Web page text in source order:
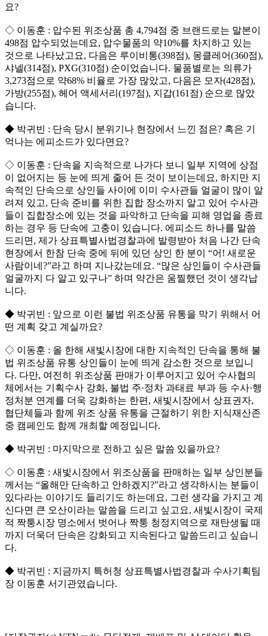
요?
◇ 이동훈 : 압수된 위조상품 총 4,794점 중 브랜드로는 말본이
498점 압수되었는데요, 압수물품의 약10%를 차지하고 있는
것으로 나타났고요, 다음은 루이비통(398점), 몽클레어(360점),
샤넬(314점), PXG(310점) 순이었습니다. 물품별로는 의류가
3,273점으로 약68% 비율로 가장 많았고, 다음은 모자(428점),
가방(255점), 헤어 액세서리(197점), 지갑(161점) 순으로 많았
습니다.
◆ 박귀빈 : 단속 당시 분위기나 현장에서 느낀 점은? 혹은 기
억나는 에피소드가 있다면요?
◇ 이동훈 : 단속을 지속적으로 나가다 보니 일부 지역에 상점
이 없어지는 등 눈에 띄게 줄어 든 것이 보이는데요, 하지만 지
속적인 단속으로 상인들 사이에 이미 수사관들 얼굴이 많이 알
려져 있고, 단속 준비를 위한 집합 장소까지 알고 있어 수사관
들이 집합장소에 있는 것을 파악하고 단속을 피해 영업을 종료
하는 경우 등 단속에 고충이 있습니다. 에피소드 하나를 말씀
드리면, 제가 상표특별사법경찰과에 발령받아 처음 나간 단속
현장에서 한참 단속 중에 뒤에 있던 상인 한 분이 “어! 새로운
사람이네?”라고 하며 지나갔는데요. “많은 상인들이 수사관들
얼굴까지 다 알고 있구나” 하며 약간은 움찔했던 것이 생각납
니다.
◆ 박귀빈 : 앞으로 이런 불법 위조상품 유통을 막기 위해서 어
떤 계획 갖고 계실까요?
◇ 이동훈 : 올 한해 새빛시장에 대한 지속적인 단속을 통해 불
법 위조상품 유통 상인들이 눈에 띄게 감소한 것으로 보입니
다. 다만, 여전히 위조상품 판매가 이루어지고 있어 수사협의
체에서는 기획수사 강화, 불법 주·정차 과태료 부과 등 수사·행
정처분 연계를 더욱 강화하는 한편, 새빛시장에서 상표권자,
협단체들과 함께 위조 상품 유통을 근절하기 위한 지식재산존
중 캠페인도 함께 개최할 예정입니다.
◆ 박귀빈 : 마지막으로 전하고 싶은 말씀 있을까요?
◇ 이동훈 : 새빛시장에서 위조상품을 판매하는 일부 상인분들
께서는 “올해만 단속하고 안하겠지?”라고 생각하시는 분들이
있다라는 이야기도 들리기도 하는데요, 그런 생각을 가지고 계
신다면 큰 오산이라는 말씀을 드리고 싶고요, 새빛시장이 국제
적 짝퉁시장 명소에서 벗어나 짝퉁 청정지역으로 재탄생될 때
까지 더욱더 단속은 강화되고 지속된다고 말씀드리고 싶습니
다.
◆ 박귀빈 : 지금까지 특허청 상표특별사법경찰과 수사기획팀
장 이동훈 서기관였습니다.